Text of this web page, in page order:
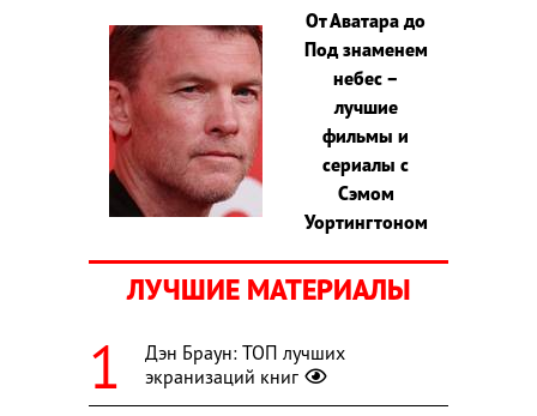
От Аватара до
Под знаменем
небес –
лучшие
фильмы и
сериалы с
Сэмом
Уортингтоном
ЛУЧШИЕ МАТЕРИАЛЫ
Дэн Браун: ТОП лучших
экранизаций книг